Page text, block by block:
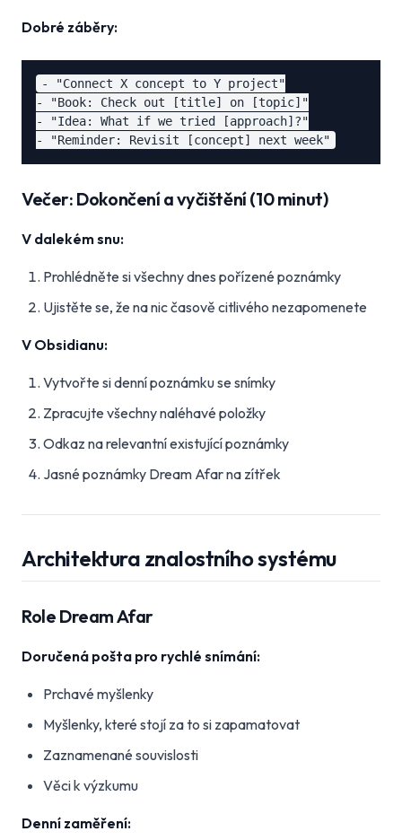
Dobré záběry:
- "Connect X concept to Y project"
- "Book: Check out [title] on [topic]"
- "Idea: What if we tried [approach]?"
Večer: Dokončení a vyčištění (10 minut)
V dalekém snu:
Prohlédněte si všechny dnes pořízené poznámky
Ujistěte se, že na nic časově citlivého nezapomenete
V Obsidianu:
Vytvořte si denní poznámku se snímky
Zpracujte všechny naléhavé položky
Odkaz na relevantní existující poznámky
Jasné poznámky Dream Afar na zítřek
Architektura znalostního systému
Role Dream Afar
Doručená pošta pro rychlé snímání:
Prchavé myšlenky
Myšlenky, které stojí za to si zapamatovat
Zaznamenané souvislosti
Věci k výzkumu
Denní zaměření: